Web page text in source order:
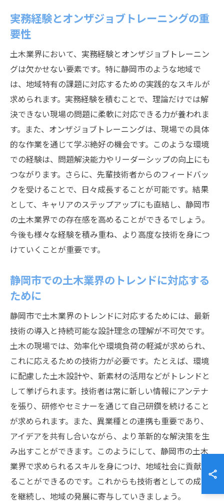
実務経験とオンザジョブトレーニングの重
要性
土木業界において、実務経験とオンザジョブトレーニン
グは欠かせない要素です。特に静岡市のような地域で
は、地域特有の課題に対応するための実践的なスキルが
求められます。実務経験を積むことで、理論だけでは解
決できない現場の問題に柔軟に対応できる力が養われま
す。また、オンザジョブトレーニングは、現場での具体
的な作業を通じて学ぶ絶好の機会です。このような環境
での経験は、問題解決能力やリーダーシップの向上にも
つながります。さらに、先輩技術者からのフィードバッ
クを受けることで、日々成長することが可能です。結果
として、キャリアのステップアップにも直結し、静岡市
の土木業界での存在感を高めることができるでしょう。
今後も様々な経験を積み重ね、より高度な技術を身につ
けていくことが重要です。
静岡市での土木業界のトレンドに対応する
ために
静岡市で土木業界のトレンドに対応するためには、最新
技術の導入と持続可能な設計理念の理解が不可欠です。
土木の現場では、効率化や環境負荷の軽減が求められ、
これに応えるための技術力が必要です。たとえば、環境
に配慮した土木設計や、新素材の活用などがトレンドと
して挙げられます。技術者は常に新しい情報にアンテナ
を張り、研修やセミナーを通じて自己研鑽を続けること
が求められます。また、異業種との連携も重要であり、
アイデアを共有し合いながら、より革新的な解決策を生
み出すことができます。このようにして、静岡市の土木
業界で求められるスキルを身につけ、地域社会に貢献す
ることができるのです。これからも技術者としての成長
を継続し、地域の発展に寄与していきましょう。